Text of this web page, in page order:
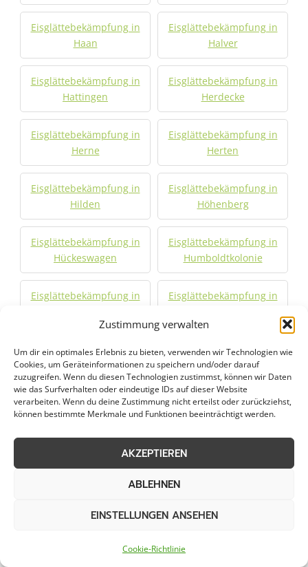
Zustimmung verwalten
Um dir ein optimales Erlebnis zu bieten, verwenden wir Technologien wie
Cookies, um Geräteinformationen zu speichern und/oder darauf
zuzugreifen. Wenn du diesen Technologien zustimmst, können wir Daten
wie das Surfverhalten oder eindeutige IDs auf dieser Website
verarbeiten. Wenn du deine Zustimmung nicht erteilst oder zurückziehst,
können bestimmte Merkmale und Funktionen beeinträchtigt werden.
AKZEPTIEREN
ABLEHNEN
EINSTELLUNGEN ANSEHEN
Cookie-Richtlinie
Eisglättebekämpfung in
Haan
Eisglättebekämpfung in
Halver
Eisglättebekämpfung in
Hattingen
Eisglättebekämpfung in
Herdecke
Eisglättebekämpfung in
Herne
Eisglättebekämpfung in
Herten
Eisglättebekämpfung in
Hilden
Eisglättebekämpfung in
Höhenberg
Eisglättebekämpfung in
Hückeswagen
Eisglättebekämpfung in
Humboldtkolonie
Eisglättebekämpfung in
Eisglättebekämpfung in
Eisglättebekämpfung in
Issum
Eisglättebekämpfung in
Jüchen
Eisglättebekämpfung in
Kaarst
Eisglättebekämpfung in
Kalk
Eisglättebekämpfung in
Kamp-Lintfort
Eisglättebekämpfung in
Kerpen
Eisglättebekämpfung in
Eisglättebekämpfung in